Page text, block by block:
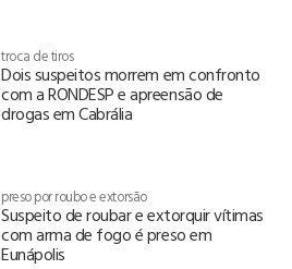
troca de tiros
Dois suspeitos morrem em confronto
com a RONDESP e apreensão de
drogas em Cabrália
preso por roubo e extorsão
Suspeito de roubar e extorquir vítimas
com arma de fogo é preso em
Eunápolis